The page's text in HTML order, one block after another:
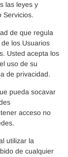
las leyes y
Servicios.
de que regula
los Usuarios
Usted acepta los
uso de su
de privacidad.
pueda socavar
acceso no
utilizar la
de cualquier